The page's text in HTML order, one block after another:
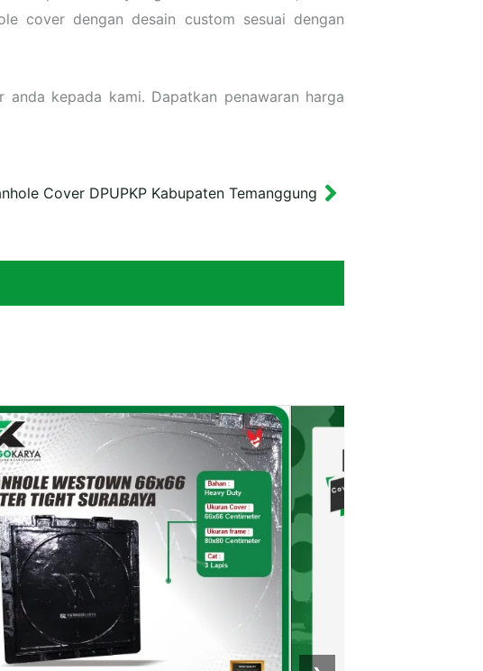
cover dengan desain custom sesuai dengan
kepada kami. Dapatkan penawaran harga
Cover DPUPKP Kabupaten Temanggung Next